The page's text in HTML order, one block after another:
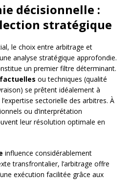
décisionnelle :
stratégique
le choix entre arbitrage et
analyse stratégique approfondie.
un premier filtre déterminant.
factuelles ou techniques (qualité
se prêtent idéalement à
sectorielle des arbitres. À
ou d’interprétation
leur résolution optimale en
influence considérablement
transfrontalier, l’arbitrage offre
exécution facilitée grâce aux